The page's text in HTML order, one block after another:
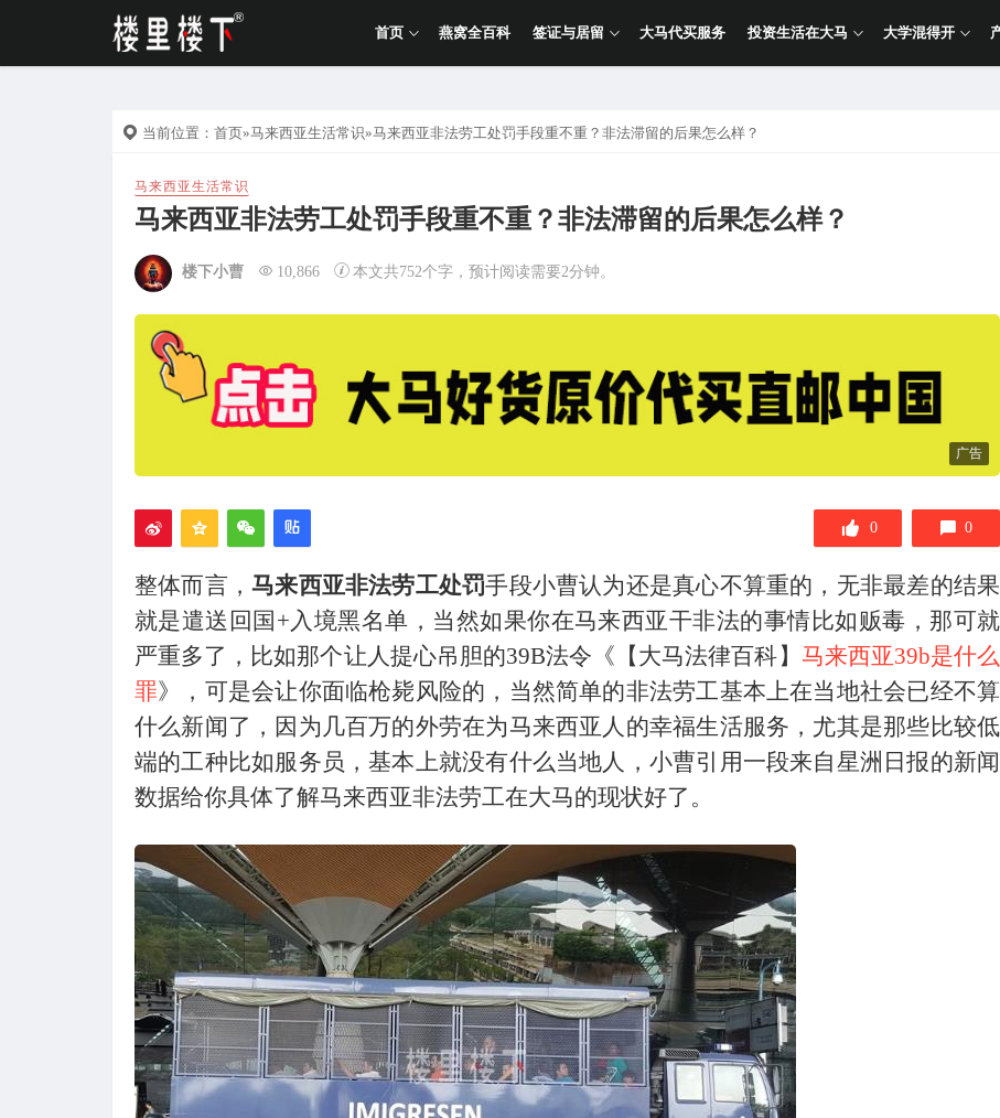
首页 燕窝全百科 签证与居留 大马代买服务 投资生活在大马 大学混得开
当前位置： 首页»马来西亚生活常识»马来西亚非法劳工处罚手段重不重？非法滞留的后果怎么样？
马来西亚生活常识
马来西亚非法劳工处罚手段重不重？非法滞留的后果怎么样？
楼下小曹 10,866 本文共752个字，预计阅读需要2分钟。
广告
0 0
整体而言，马来西亚非法劳工处罚手段小曹认为还是真心不算重的，无非最差的结果
就是遣送回国+入境黑名单，当然如果你在马来西亚干非法的事情比如贩毒，那可就
严重多了，比如那个让人提心吊胆的39B法令《【大马法律百科】 马来西亚39b是什么
罪》，可是会让你面临枪毙风险的，当然简单的非法劳工基本上在当地社会已经不算
什么新闻了，因为几百万的外劳在为马来西亚人的幸福生活服务，尤其是那些比较低
端的工种比如服务员，基本上就没有什么当地人，小曹引用一段来自星洲日报的新闻
数据给你具体了解马来西亚非法劳工在大马的现状好了。